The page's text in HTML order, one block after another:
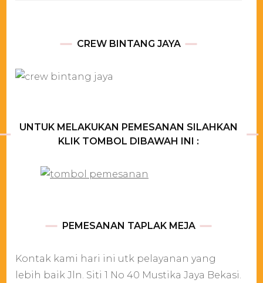
CREW BINTANG JAYA
UNTUK MELAKUKAN PEMESANAN SILAHKAN
KLIK TOMBOL DIBAWAH INI :
PEMESANAN TAPLAK MEJA
Kontak kami hari ini utk pelayanan yang
lebih baik Jln. Siti 1 No 40 Mustika Jaya Bekasi.